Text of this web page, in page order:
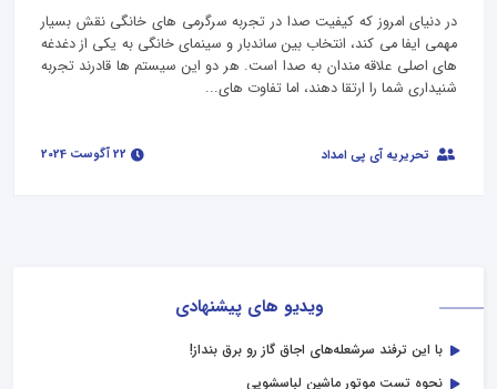
ویدیو های پیشنهادی
با این ترفند سرشعله‌های اجاق گاز رو برق بنداز!
نحوه تست موتور ماشین لباسشویی
در دنیای امروز که کیفیت صدا در تجربه سرگرمی‌ های خانگی نقش بسیار
مهمی ایفا می‌ کند، انتخاب بین ساندبار و سینمای خانگی به یکی از دغدغه‌
های اصلی علاقه‌ مندان به صدا است. هر دو این سیستم‌ ها قادرند تجربه
شنیداری شما را ارتقا دهند، اما تفاوت‌ های...
تحریریه آی پی امداد